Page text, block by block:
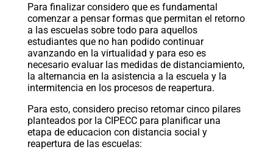
Para finalizar considero que es fundamental
comenzar a pensar formas que permitan el retorno
a las escuelas sobre todo para aquellos
estudiantes que no han podido continuar
avanzando en la virtualidad y para eso es
necesario evaluar las medidas de distanciamiento,
la alternancia en la asistencia a la escuela y la
intermitencia en los procesos de reapertura.
Para esto, considero preciso retomar cinco pilares
planteados por la CIPECC para planificar una
etapa de educacion con distancia social y
reapertura de las escuelas: